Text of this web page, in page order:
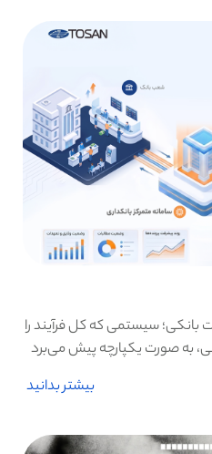
بانکی؛ سیستمی که کل فرآیند را
به صورت یکپارچه پیش می‌برد
بیشتر بدانید